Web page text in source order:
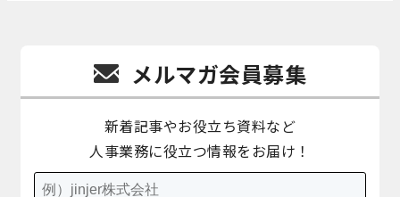
メルマガ会員募集
新着記事やお役立ち資料など
人事業務に役立つ情報をお届け！